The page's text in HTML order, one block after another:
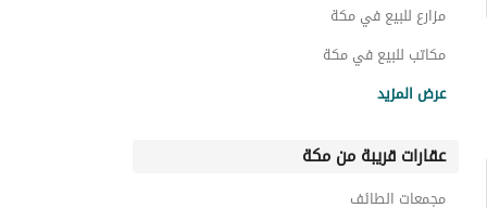
مزارع للبيع في مكة
مكاتب للبيع في مكة
اراضي زراعية للبيع في مكة
شقق للبيع في مكة
عرض المزيد
عقارات قريبة من مكة
مجمعات الطائف